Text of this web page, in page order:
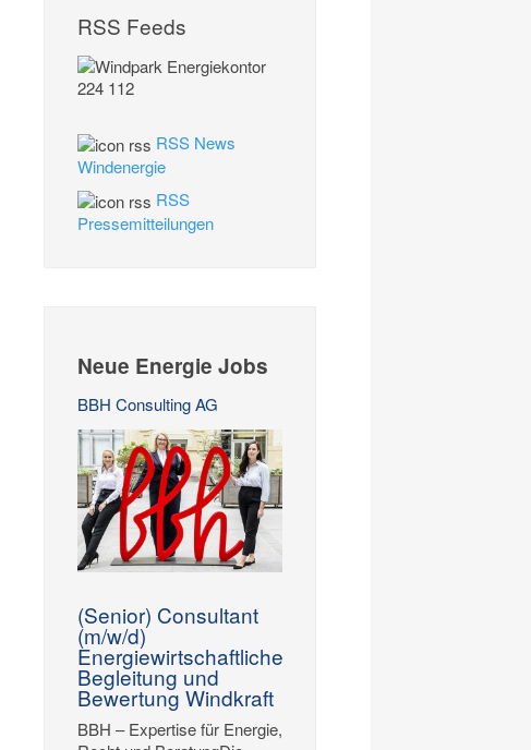
RSS Feeds
RSS News
Windenergie
RSS
Pressemitteilungen
Neue Energie Jobs
BBH Consulting AG
(Senior) Consultant
(m/w/d)
Energiewirtschaftliche
Begleitung und
Bewertung Windkraft
BBH – Expertise für Energie,